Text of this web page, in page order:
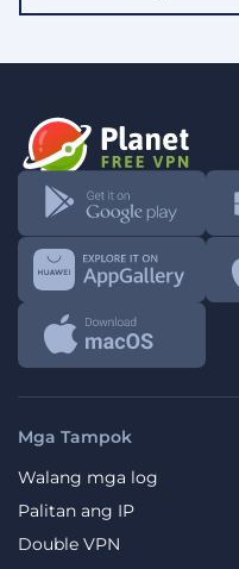
Mga Tampok
Walang mga log
Palitan ang IP
Double VPN